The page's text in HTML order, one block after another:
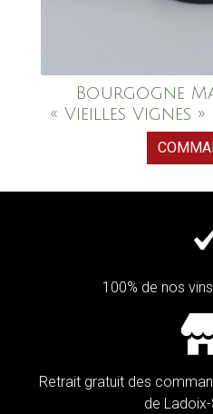
Bourgogne
« Vieilles Vignes
100% de nos
Retrait gratuit des
de